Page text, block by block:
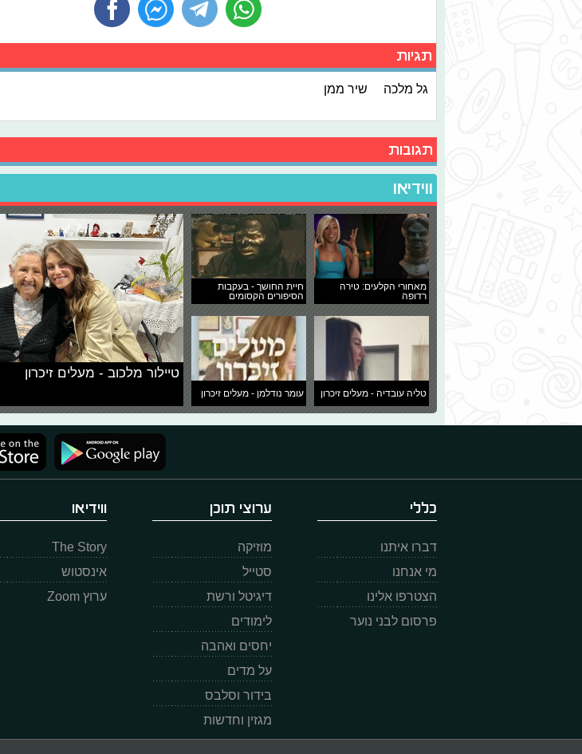
תגיות
גל מלכה שיר ממן
תגובות
ווידיאו
מאחורי הקלעים: טירה
רדופה
חיית החושך - בעקבות
הסיפורים הקסומים
טליה עובדיה - מעלים זיכרון עומר נודלמן - מעלים זיכרון
טיילור מלכוב - מעלים זיכרון
כללי
דברו איתנו
מי אנחנו
הצטרפו אלינו
פרסום לבני נוער
ערוצי תוכן
מוזיקה
סטייל
דיגיטל ורשת
לימודים
יחסים ואהבה
על מדים
בידור וסלבס
מגזין וחדשות
ווידיאו
The Story
אינסטוש
ערוץ Zoom